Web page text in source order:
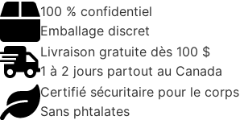
100 % confidentiel
Emballage discret
Livraison gratuite dès 100 $
1 à 2 jours partout au Canada
Certifié sécuritaire pour le corps
Sans phtalates